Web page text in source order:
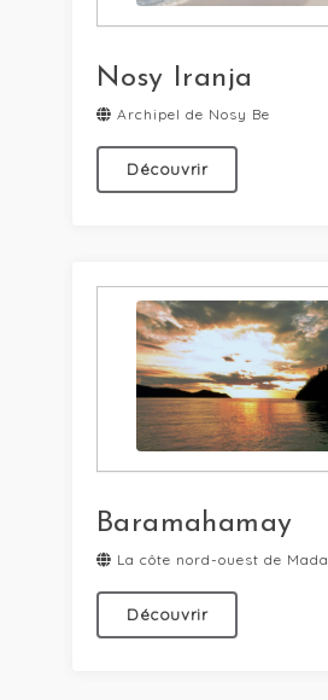
Nosy Iranja
Archipel de Nosy Be
Découvrir
Baramahamay
La côte nord-ouest de
Découvrir